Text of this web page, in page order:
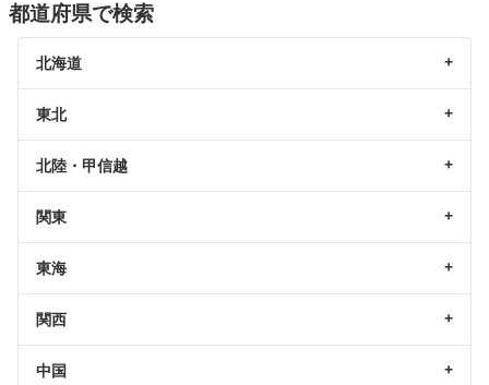
都道府県で検索
北海道
東北
北陸・甲信越
関東
東海
関西
中国